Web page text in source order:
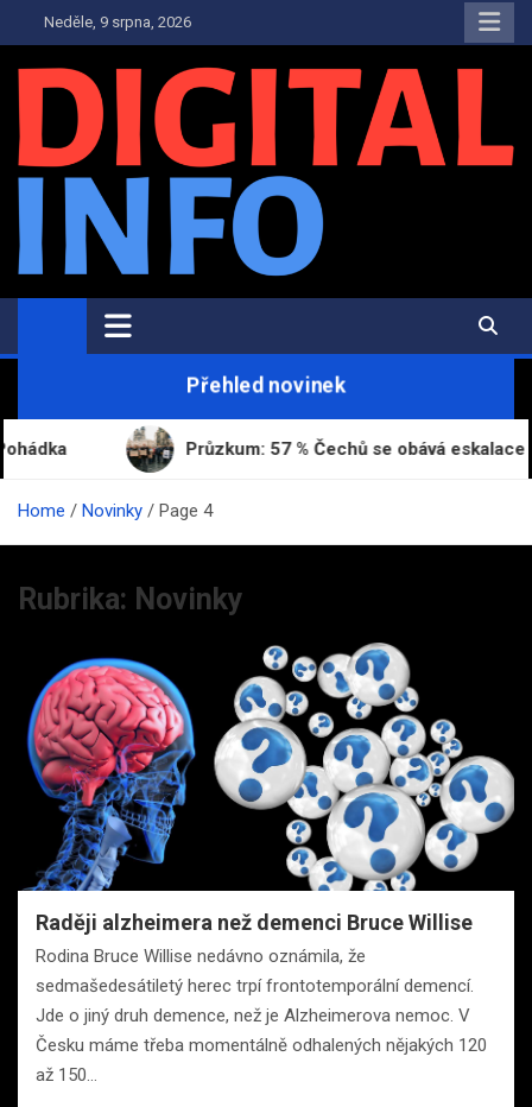
to
content
Neděle, 9 srpna, 2026
Digital-Info.cz
Zpravodajství, informace a novinky
Přehled novinek
Průzkum: 57 % Čechů se obává eskalace války na
Home Novinky Page 4
Rubrika: Novinky
Raději alzheimera než demenci Bruce Willise
Rodina Bruce Willise nedávno oznámila, že
sedmašedesátiletý herec trpí frontotemporální demencí.
Jde o jiný druh demence, než je Alzheimerova nemoc. V
Česku máme třeba momentálně odhalených nějakých 120
až 150…